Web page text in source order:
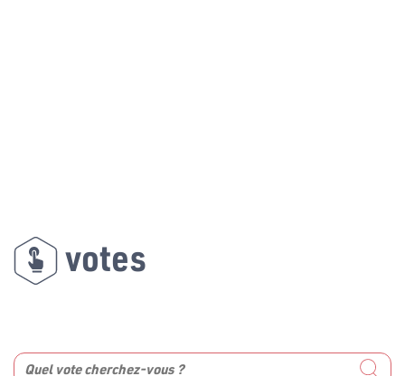
votes